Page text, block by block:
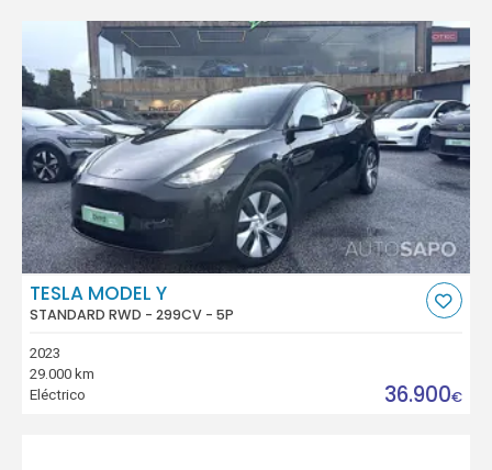
TESLA MODEL Y
STANDARD RWD - 299CV - 5P
2023
29.000 km
Eléctrico
36.900€